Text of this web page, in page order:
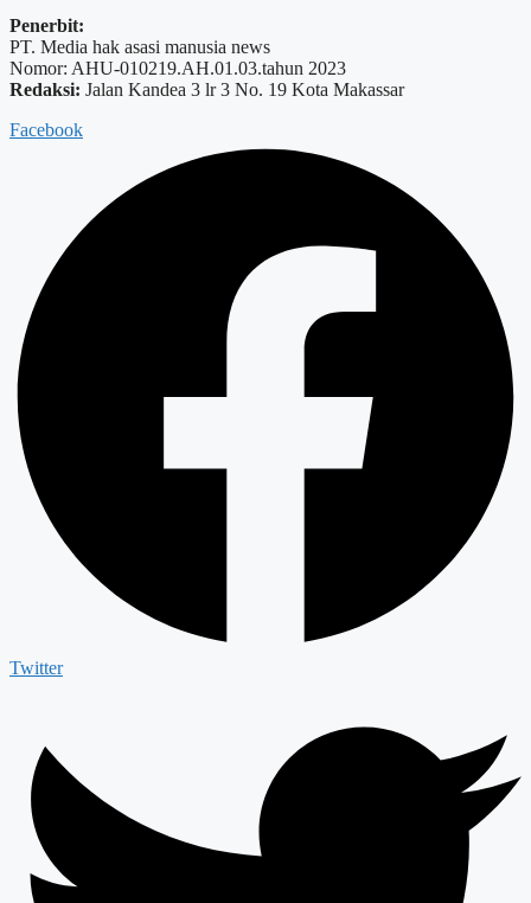
Penerbit:
PT. Media hak asasi manusia news
Nomor: AHU-010219.AH.01.03.tahun 2023
Redaksi: Jalan Kandea 3 lr 3 No. 19 Kota Makassar
Facebook
Twitter